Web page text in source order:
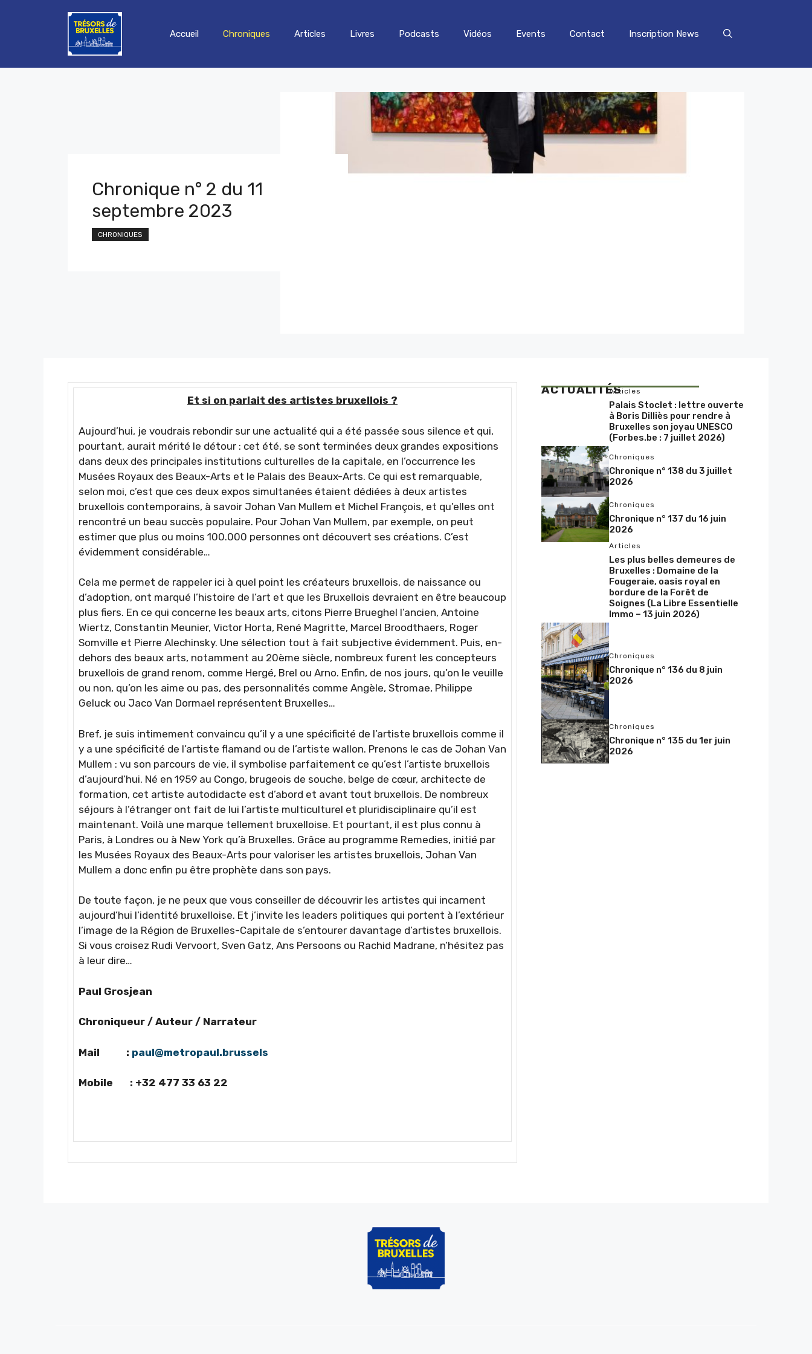
Accueil Chroniques Articles Livres Podcasts Vidéos Events Contact Inscription News
Chronique n° 2 du 11
septembre 2023
CHRONIQUES
Et si on parlait des artistes bruxellois ?
Aujourd’hui, je voudrais rebondir sur une actualité qui a été passée sous silence et qui,
pourtant, aurait mérité le détour : cet été, se sont terminées deux grandes expositions
dans deux des principales institutions culturelles de la capitale, en l’occurrence les
Musées Royaux des Beaux-Arts et le Palais des Beaux-Arts. Ce qui est remarquable,
selon moi, c’est que ces deux expos simultanées étaient dédiées à deux artistes
bruxellois contemporains, à savoir Johan Van Mullem et Michel François, et qu’elles ont
rencontré un beau succès populaire. Pour Johan Van Mullem, par exemple, on peut
estimer que plus ou moins 100.000 personnes ont découvert ses créations. C’est
évidemment considérable…
Cela me permet de rappeler ici à quel point les créateurs bruxellois, de naissance ou
d’adoption, ont marqué l’histoire de l’art et que les Bruxellois devraient en être beaucoup
plus fiers. En ce qui concerne les beaux arts, citons Pierre Brueghel l’ancien, Antoine
Wiertz, Constantin Meunier, Victor Horta, René Magritte, Marcel Broodthaers, Roger
Somville et Pierre Alechinsky. Une sélection tout à fait subjective évidemment. Puis, en-
dehors des beaux arts, notamment au 20ème siècle, nombreux furent les concepteurs
bruxellois de grand renom, comme Hergé, Brel ou Arno. Enfin, de nos jours, qu’on le veuille
ou non, qu’on les aime ou pas, des personnalités comme Angèle, Stromae, Philippe
Geluck ou Jaco Van Dormael représentent Bruxelles…
Bref, je suis intimement convaincu qu’il y a une spécificité de l’artiste bruxellois comme il
y a une spécificité de l’artiste flamand ou de l’artiste wallon. Prenons le cas de Johan Van
Mullem : vu son parcours de vie, il symbolise parfaitement ce qu’est l’artiste bruxellois
d’aujourd’hui. Né en 1959 au Congo, brugeois de souche, belge de cœur, architecte de
formation, cet artiste autodidacte est d’abord et avant tout bruxellois. De nombreux
séjours à l’étranger ont fait de lui l’artiste multiculturel et pluridisciplinaire qu’il est
maintenant. Voilà une marque tellement bruxelloise. Et pourtant, il est plus connu à
Paris, à Londres ou à New York qu’à Bruxelles. Grâce au programme Remedies, initié par
les Musées Royaux des Beaux-Arts pour valoriser les artistes bruxellois, Johan Van
Mullem a donc enfin pu être prophète dans son pays.
De toute façon, je ne peux que vous conseiller de découvrir les artistes qui incarnent
aujourd’hui l’identité bruxelloise. Et j’invite les leaders politiques qui portent à l’extérieur
l’image de la Région de Bruxelles-Capitale de s’entourer davantage d’artistes bruxellois.
Si vous croisez Rudi Vervoort, Sven Gatz, Ans Persoons ou Rachid Madrane, n’hésitez pas
à leur dire…
Paul Grosjean
Chroniqueur / Auteur / Narrateur
Mail : paul@metropaul.brussels
Mobile : +32 477 33 63 22
ACTUALITÉSArticles
Palais Stoclet : lettre ouverte
à Boris Dilliès pour rendre à
Bruxelles son joyau UNESCO
(Forbes.be : 7 juillet 2026)
Chroniques
Chronique n° 138 du 3 juillet
2026
Chroniques
Chronique n° 137 du 16 juin
2026
Articles
Les plus belles demeures de
Bruxelles : Domaine de la
Fougeraie, oasis royal en
bordure de la Forêt de
Soignes (La Libre Essentielle
Immo – 13 juin 2026)
Chroniques
Chronique n° 136 du 8 juin
2026
Chroniques
Chronique n° 135 du 1er juin
2026